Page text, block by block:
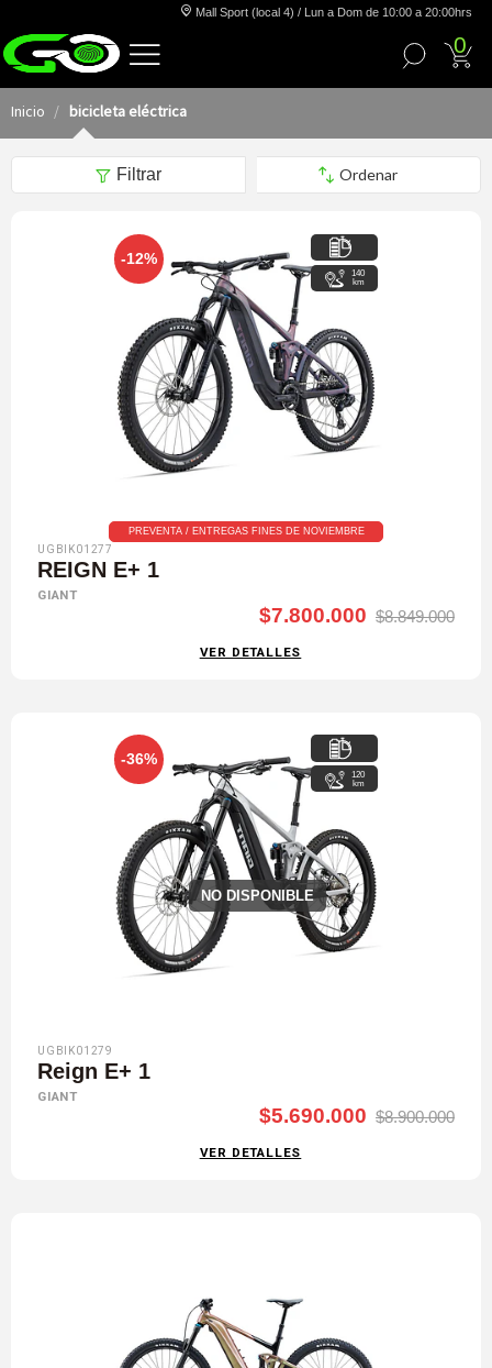
Mall Sport (local 4) / Lun a Dom de 10:00 a 20:00hrs
0
Inicio bicicleta eléctrica
Filtrar
-12%
140
km
PREVENTA / ENTREGAS FINES DE NOVIEMBRE
UGBIK01277
REIGN E+ 1
GIANT
$7.800.000 $8.849.000
VER DETALLES
-36%
NO DISPONIBLE
120
km
UGBIK01279
Reign E+ 1
GIANT
$5.690.000 $8.900.000
VER DETALLES